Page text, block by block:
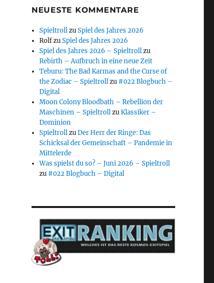
NEUESTE KOMMENTARE
SpieltrollzuSpiel des Jahres 2026
RolfzuSpiel des Jahres 2026
Spiel des Jahres 2026 – Spieltrollzu
Rebirth – Aufbruch in eine neue Zeit
Teburu: The Bad Karmas and the Curse of
the Zodiac – Spieltrollzu #022 Blogbuch –
Digital
Moon Colony Bloodbath – Rebellion der
Maschinen – SpieltrollzuKlassiker –
Dominion
SpieltrollzuDer Herr der Ringe: Das
Schicksal der Gemeinschaft – Pandemie in
Mittelerde
Was spielst du so? – Juni 2026 – Spieltroll
zu #022 Blogbuch – Digital